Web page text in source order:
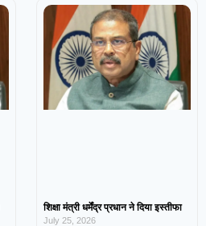
शिक्षा मंत्री धर्मेंद्र प्रधान ने दिया इस्तीफा
July 25, 2026